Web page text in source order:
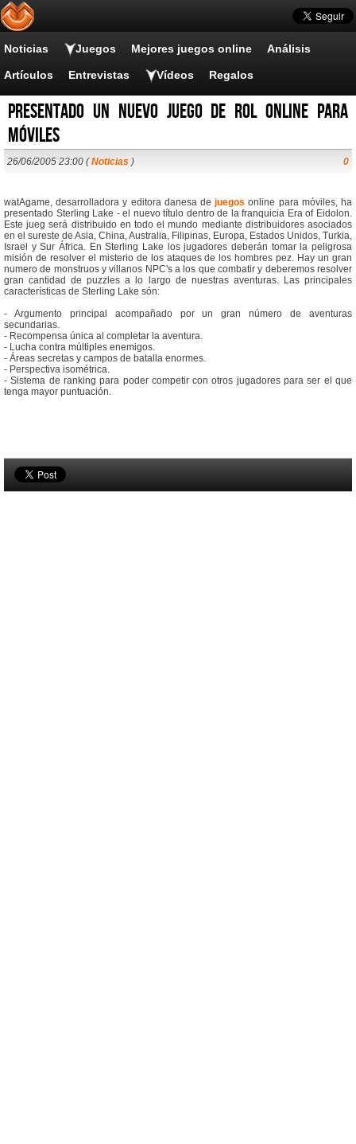
Noticias Juegos Mejores juegos online Análisis
Artículos Entrevistas Vídeos Regalos
Presentado un nuevo juego de rol online para
móviles
26/06/2005 23:00 (Noticias ) 0
watAgame, desarrolladora y editora danesa dejuegos online para móviles, ha
presentado Sterling Lake - el nuevo título dentro de la franquicia Era of Eidolon.
Este jueg será distribuido en todo el mundo mediante distribuidores asociados
en el sureste de Asia, China, Australia, Filipinas, Europa, Estados Unidos, Turkia,
Israel y Sur África. En Sterling Lake los jugadores deberán tomar la peligrosa
misión de resolver el misterio de los ataques de los hombres pez. Hay un gran
numero de monstruos y villanos NPC's a los que combatir y deberemos resolver
gran cantidad de puzzles a lo largo de nuestras aventuras. Las principales
características de Sterling Lake són:
- Argumento principal acompañado por un gran número de aventuras
secundarias.
- Recompensa única al completar la aventura.
- Lucha contra múltiples enemigos.
- Áreas secretas y campos de batalla enormes.
- Perspectiva isométrica.
- Sistema de ranking para poder competir con otros jugadores para ser el que
tenga mayor puntuación.